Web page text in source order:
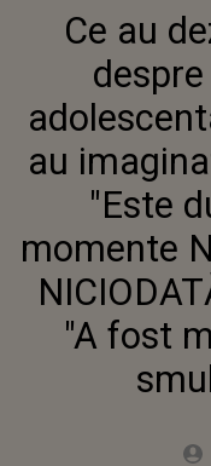
Ce au
au
"Este
momente
"A fost